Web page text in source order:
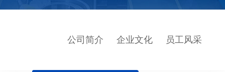
公司简介 企业文化 员工风采